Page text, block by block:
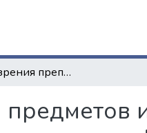
Проект обозрения преподавания предметов и распределения лекций и практических занятий по историко-филологическому факультету Императорского Харьковского университета на 1903–1904 академический год